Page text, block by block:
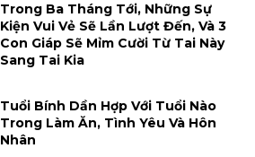
Trong Ba Tháng Tới, Những Sự
Kiện Vui Vẻ Sẽ Lần Lượt Đến, Và 3
Con Giáp Sẽ Mỉm Cười Từ Tai Này
Sang Tai Kia
Tuổi Bính Dần Hợp Với Tuổi Nào
Trong Làm Ăn, Tình Yêu Và Hôn
Nhân